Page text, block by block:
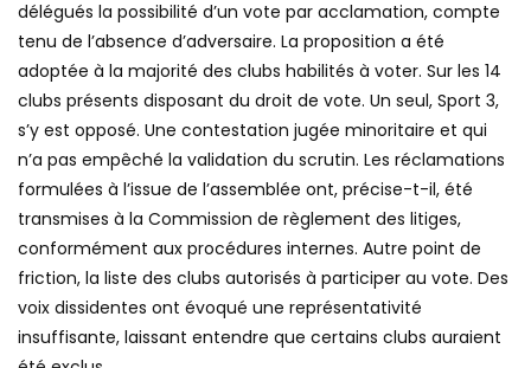
délégués la possibilité d’un vote par acclamation, compte
tenu de l’absence d’adversaire. La proposition a été
adoptée à la majorité des clubs habilités à voter. Sur les 14
clubs présents disposant du droit de vote. Un seul, Sport 3,
s’y est opposé. Une contestation jugée minoritaire et qui
n’a pas empêché la validation du scrutin. Les réclamations
formulées à l’issue de l’assemblée ont, précise-t-il, été
transmises à la Commission de règlement des litiges,
conformément aux procédures internes. Autre point de
friction, la liste des clubs autorisés à participer au vote. Des
voix dissidentes ont évoqué une représentativité
insuffisante, laissant entendre que certains clubs auraient